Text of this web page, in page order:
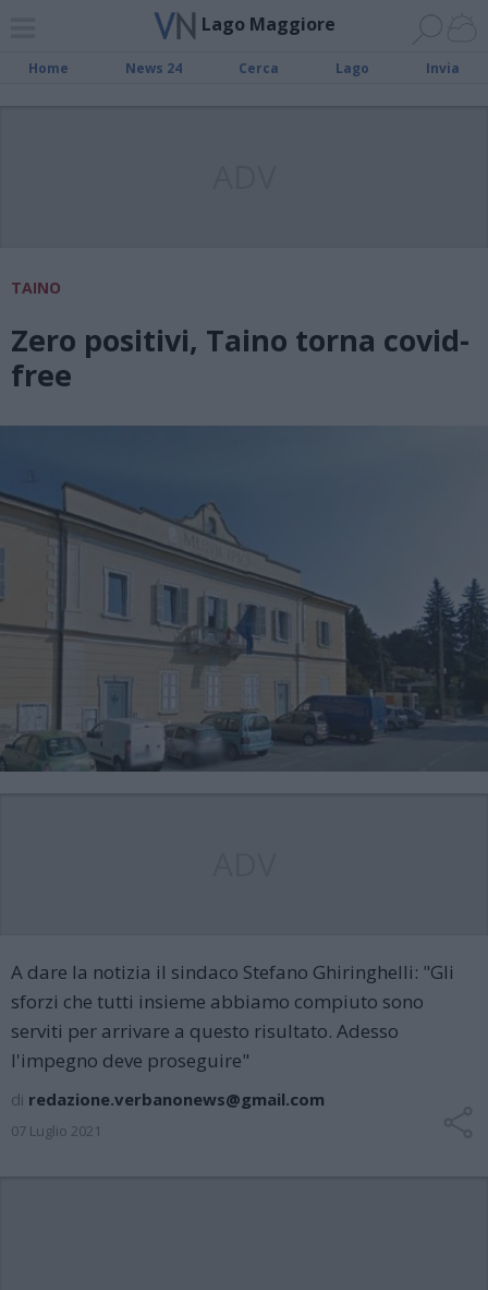
Lago Maggiore
Home News 24 Cerca Lago Invia
TAINO
Zero positivi, Taino torna covid-
free
A dare la notizia il sindaco Stefano Ghiringhelli: "Gli
sforzi che tutti insieme abbiamo compiuto sono
serviti per arrivare a questo risultato. Adesso
l'impegno deve proseguire"
di redazione.verbanonews@gmail.com
07 Luglio 2021